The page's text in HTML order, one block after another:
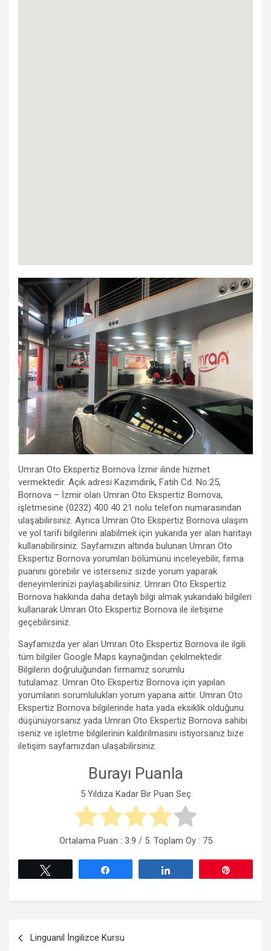
Umran Oto Ekspertiz Bornova İzmir ilinde hizmet
vermektedir. Açık adresi Kazımdirik, Fatih Cd. No:25,
Bornova – İzmir olan Umran Oto Ekspertiz Bornova,
işletmesine (0232) 400 40 21 nolu telefon numarasından
ulaşabilirsiniz. Ayrıca Umran Oto Ekspertiz Bornova ulaşım
ve yol tarifi bilgilerini alabilmek için yukarıda yer alan haritayı
kullanabilirsiniz. Sayfamızın altında bulunan Umran Oto
Ekspertiz Bornova yorumları bölümünü inceleyebilir, firma
puanını görebilir ve isterseniz sizde yorum yaparak
deneyimlerinizi paylaşabilirsiniz. Umran Oto Ekspertiz
Bornova hakkında daha detaylı bilgi almak yukarıdaki bilgileri
kullanarak Umran Oto Ekspertiz Bornova ile iletişime
geçebilirsiniz.
Sayfamızda yer alan Umran Oto Ekspertiz Bornova ile ilgili
tüm bilgiler Google Maps kaynağından çekilmektedir.
Bilgilerin doğruluğundan firmamız sorumlu
tutulamaz. Umran Oto Ekspertiz Bornova için yapılan
yorumların sorumlulukları yorum yapana aittir. Umran Oto
Ekspertiz Bornova bilgilerinde hata yada eksiklik olduğunu
düşünüyorsanız yada Umran Oto Ekspertiz Bornova sahibi
iseniz ve işletme bilgilerinin kaldırılmasını istiyorsanız bize
iletişim sayfamızdan ulaşabilirsiniz.
Burayı Puanla
5 Yıldıza Kadar Bir Puan Seç
Ortalama Puan : 3.9 / 5. Toplam Oy : 75
Linguanil İngilizce Kursu